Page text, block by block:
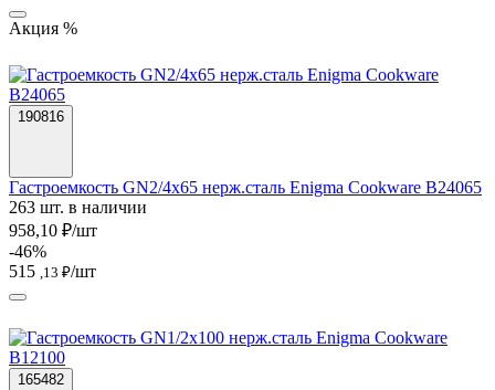
Акция %
190816
Гастроемкость GN2/4х65 нерж.сталь Enigma Cookware B24065
263 шт. в наличии
958,10 ₽/шт
-46%
515 ,13 ₽/шт
165482